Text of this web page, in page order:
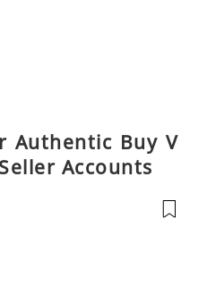
Authentic Buy V
Accounts